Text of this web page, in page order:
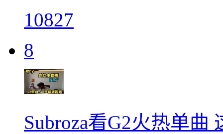
10827
8
Subroza看G2火热单曲